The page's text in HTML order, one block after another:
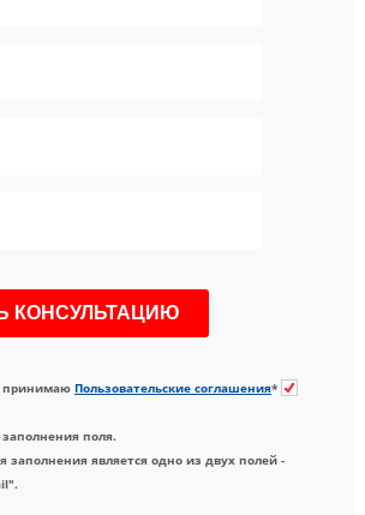
принимаю Пользовательские соглашения*
поля.
является одно из двух полей -